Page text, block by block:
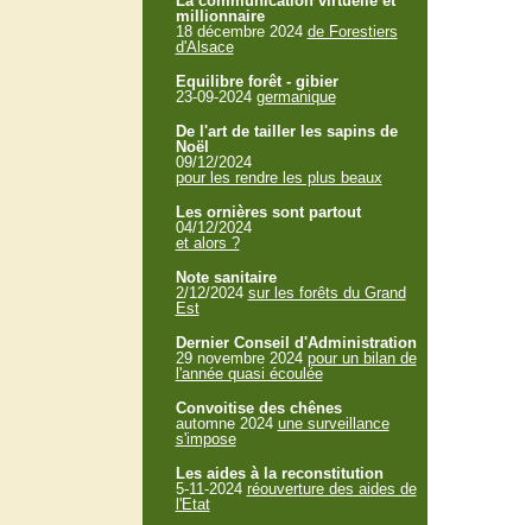
millionnaire
18 décembre 2024 de Forestiers
d'Alsace
Equilibre forêt - gibier
23-09-2024 germanique
De l'art de tailler les sapins de
Noël
09/12/2024
pour les rendre les plus beaux
Les ornières sont partout
04/12/2024
et alors ?
Note sanitaire
2/12/2024 sur les forêts du Grand
Est
Dernier Conseil d'Administration
29 novembre 2024 pour un bilan de
l'année quasi écoulée
Convoitise des chênes
automne 2024 une surveillance
s'impose
Les aides à la reconstitution
5-11-2024 réouverture des aides de
l'Etat